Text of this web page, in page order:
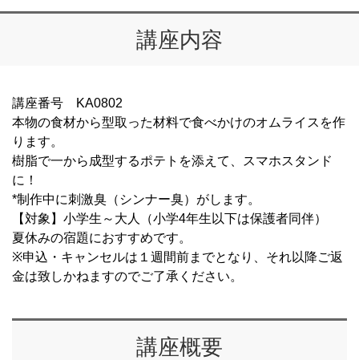
講座内容
講座番号 KA0802
本物の食材から型取った材料で食べかけのオムライスを作
ります。
樹脂で一から成型するポテトを添えて、スマホスタンド
に！
*制作中に刺激臭（シンナー臭）がします。
【対象】小学生～大人（小学4年生以下は保護者同伴）
夏休みの宿題におすすめです。
※申込・キャンセルは１週間前までとなり、それ以降ご返
金は致しかねますのでご了承ください。
講座概要